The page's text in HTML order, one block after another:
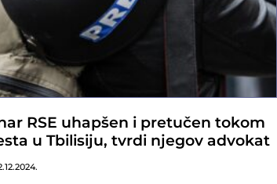
RSE uhapšen i pretučen tokom
u Tbilisiju, tvrdi njegov advokat